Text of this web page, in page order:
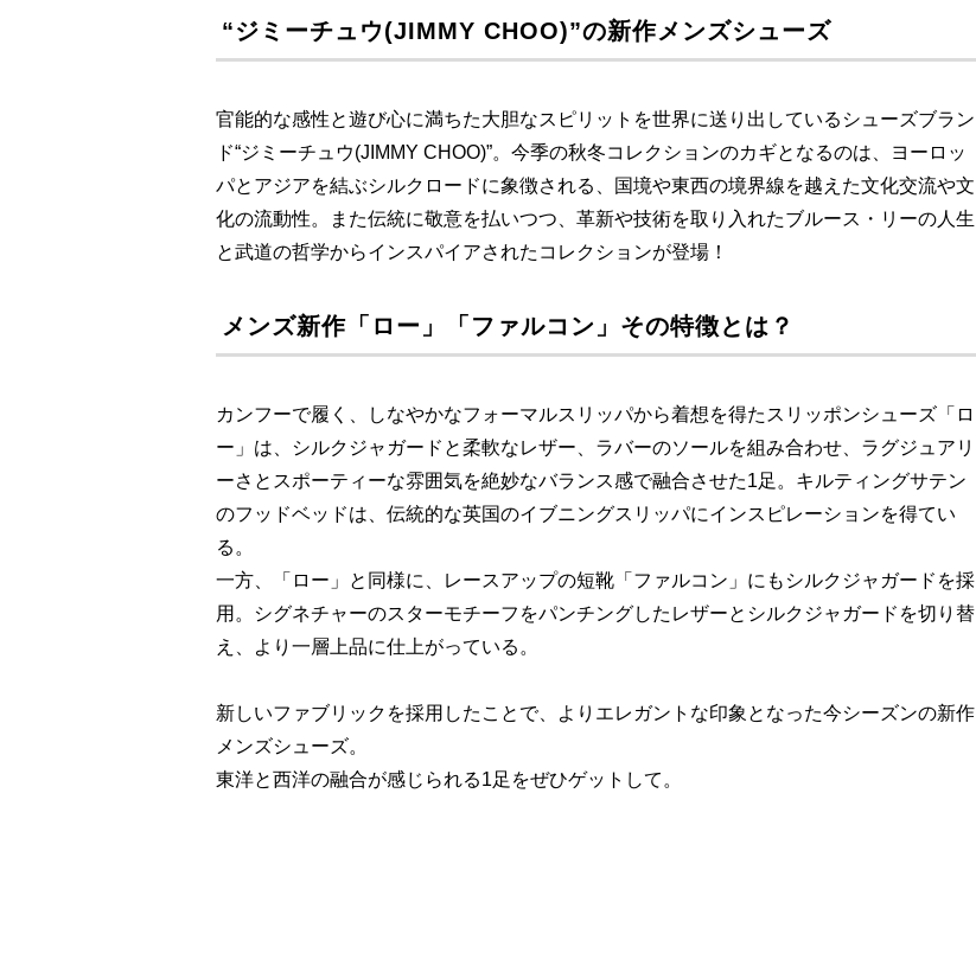
“ジミーチュウ(JIMMY CHOO)”の新作メンズシューズ
官能的な感性と遊び心に満ちた大胆なスピリットを世界に送り出しているシューズブラン
ド“ジミーチュウ(JIMMY CHOO)”。今季の秋冬コレクションのカギとなるのは、ヨーロッ
パとアジアを結ぶシルクロードに象徴される、国境や東西の境界線を越えた文化交流や文
化の流動性。また伝統に敬意を払いつつ、革新や技術を取り入れたブルース・リーの人生
と武道の哲学からインスパイアされたコレクションが登場！
メンズ新作「ロー」「ファルコン」その特徴とは？
カンフーで履く、しなやかなフォーマルスリッパから着想を得たスリッポンシューズ「ロ
ー」は、シルクジャガードと柔軟なレザー、ラバーのソールを組み合わせ、ラグジュアリ
ーさとスポーティーな雰囲気を絶妙なバランス感で融合させた1足。キルティングサテン
のフッドベッドは、伝統的な英国のイブニングスリッパにインスピレーションを得てい
る。
一方、「ロー」と同様に、レースアップの短靴「ファルコン」にもシルクジャガードを採
用。シグネチャーのスターモチーフをパンチングしたレザーとシルクジャガードを切り替
え、より一層上品に仕上がっている。
新しいファブリックを採用したことで、よりエレガントな印象となった今シーズンの新作
メンズシューズ。
東洋と西洋の融合が感じられる1足をぜひゲットして。